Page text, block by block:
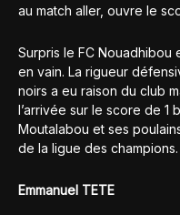
au match aller, ouvre le
Surpris le FC Nouadhibou
en vain. La rigueur
noirs a eu raison du club
l’arrivée sur le score de 1
Moutalabou et ses
de la ligue des champions.
Emmanuel TETE